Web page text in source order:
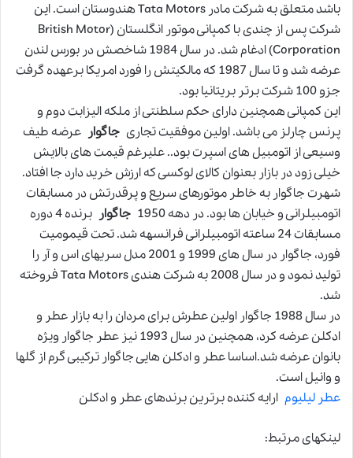
باشد متعلق به شرکت مادر Tata Motors هندوستان است. این
شرکت پس از چندی با کمپانی موتور انگلستان (British Motor
Corporation) ادغام شد. در سال 1984 شاخصش در بورس لندن
عرضه شد و تا سال 1987 که مالکیتش را فورد امریکا برعهده گرفت
جزو 100 شرکت برتر بریتانیا بود.
این کمپانی همچنین دارای حکم سلطنتی از ملکه الیزابت دوم و
پرنس چارلز می باشد. اولین موفقیت تجاری جاگوار عرضه طیف
وسیعی از اتومبیل های اسپرت بود.. علیرغم قیمت های بالایش
خیلی زود در بازار بعنوان کالای لوکسی که ارزش خرید دارد جا افتاد.
شهرت جاگوار به خاطر موتورهای سریع و پرقدرتش در مسابقات
اتومبیلرانی و خیابان ها بود. در دهه 1950
جاگوار
برنده 4 دوره
مسابقات 24 ساعته اتومبیلرانی فرانسهه شد. تحت قیمومیت
فورد، جاگوار در سال های 1999 و 2001 مدل سریهای اس و آر را
تولید نمود و در سال 2008 به شرکت هندی Tata Motors فروخته
شد.
در سال 1988 جاگوار اولین عطرش برای مردان را به بازار عطر و
ادکلن عرضه کرد، همچنین در سال 1993 نیز عطر جاگوار ویژه
بانوان عرضه شد.اساسا عطر و ادکلن هایی جاگوار ترکیبی گرم از گلها
و وانیل است.
عطر لیلیوم ارایه کننده برترین برندهای عطر و ادکلن
لینکهای مرتبط: